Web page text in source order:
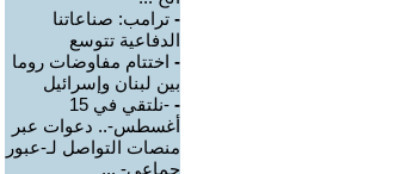
- ترامب: صناعاتنا
الدفاعية تتوسع
- اختتام مفاوضات روما
بين لبنان وإسرائيل
-
-نلتقي في 15
أغسطس-.. دعوات عبر
منصات التواصل لـ-عبور
جماعي- ...